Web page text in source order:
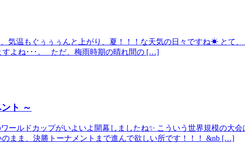
気温もぐぅぅぅんと上がり、夏！！！な天気の日々ですね☀ とて
すよね･･･。 ただ、梅雨時期の晴れ間の […]
ト ～
ールドカップがいよいよ開幕しましたね✨ こういう世界規模の大
まま、決勝トーナメントまで進んで欲しい所です！！！ &nb […]